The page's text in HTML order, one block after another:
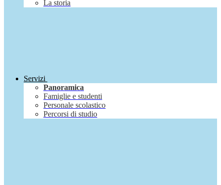
La storia
Servizi
Panoramica
Famiglie e studenti
Personale scolastico
Percorsi di studio